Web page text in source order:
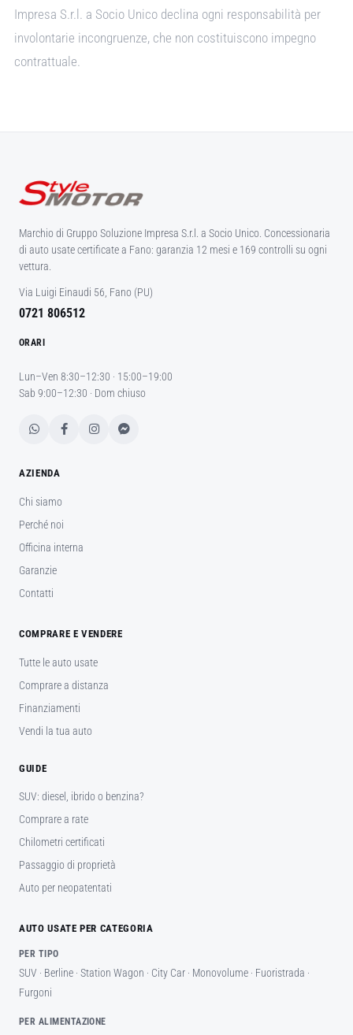
Impresa S.r.l. a Socio Unico declina ogni responsabilità per
involontarie incongruenze, che non costituiscono impegno
contrattuale.
Marchio di Gruppo Soluzione Impresa S.r.l. a Socio Unico. Concessionaria
di auto usate certificate a Fano: garanzia 12 mesi e 169 controlli su ogni
vettura.
Via Luigi Einaudi 56, Fano (PU)
0721 806512
ORARI
Lun–Ven 8:30–12:30 · 15:00–19:00
Sab 9:00–12:30 · Dom chiuso
AZIENDA
Chi siamo
Perché noi
Officina interna
Garanzie
Contatti
COMPRARE E VENDERE
Tutte le auto usate
Comprare a distanza
Finanziamenti
Vendi la tua auto
GUIDE
SUV: diesel, ibrido o benzina?
Comprare a rate
Chilometri certificati
Passaggio di proprietà
Auto per neopatentati
AUTO USATE PER CATEGORIA
PER TIPO
SUV · Berline · Station Wagon · City Car · Monovolume · Fuoristrada ·
Furgoni
PER ALIMENTAZIONE